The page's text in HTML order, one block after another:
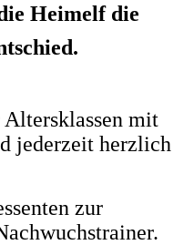
Heimelf die
mit
jederzeit herzlich
zur